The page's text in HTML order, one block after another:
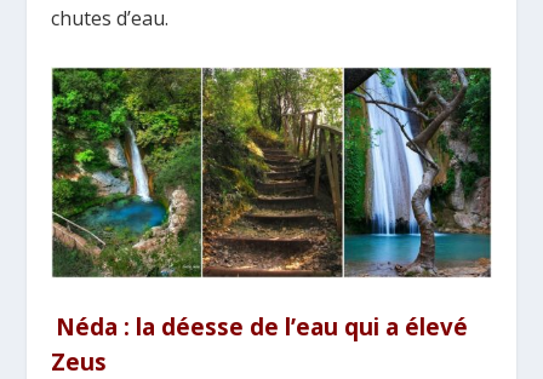
chutes d’eau.
Néda : la déesse de l’eau qui a élevé
Zeus